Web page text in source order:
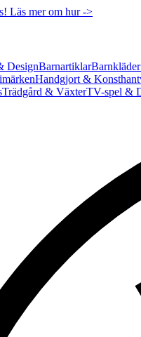
Läs mer om hur ->
DesignBarnartiklar
Handgjort &
Trädgård & VäxterTV-spel &